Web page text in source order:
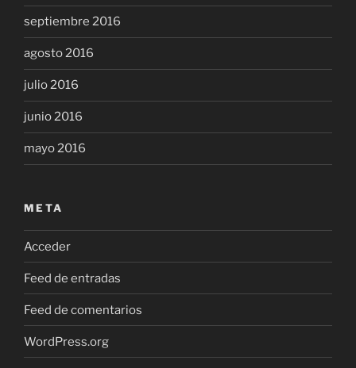
septiembre 2016
agosto 2016
julio 2016
junio 2016
mayo 2016
META
Acceder
Feed de entradas
Feed de comentarios
WordPress.org